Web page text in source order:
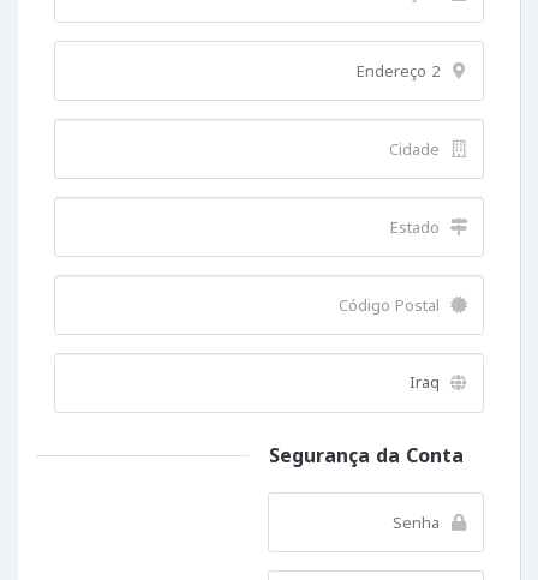
Segurança da Conta